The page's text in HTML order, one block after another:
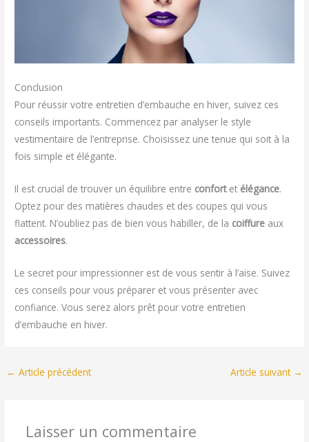
Conclusion
Pour réussir votre entretien d’embauche en hiver, suivez ces
conseils importants. Commencez par analyser le style
vestimentaire de l’entreprise. Choisissez une tenue qui soit à la
fois simple et élégante.
Il est crucial de trouver un équilibre entre confortet élégance.
Optez pour des matières chaudes et des coupes qui vous
flattent. N’oubliez pas de bien vous habiller, de la coiffure aux
accessoires.
Le secret pour impressionner est de vous sentir à l’aise. Suivez
ces conseils pour vous préparer et vous présenter avec
confiance. Vous serez alors prêt pour votre entretien
d’embauche en hiver.
← Article précédent Article suivant →
Laisser un commentaire